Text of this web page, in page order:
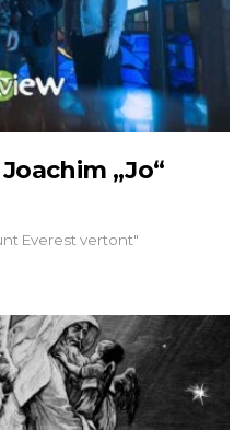
Joachim „Jo“
Everest vertont"